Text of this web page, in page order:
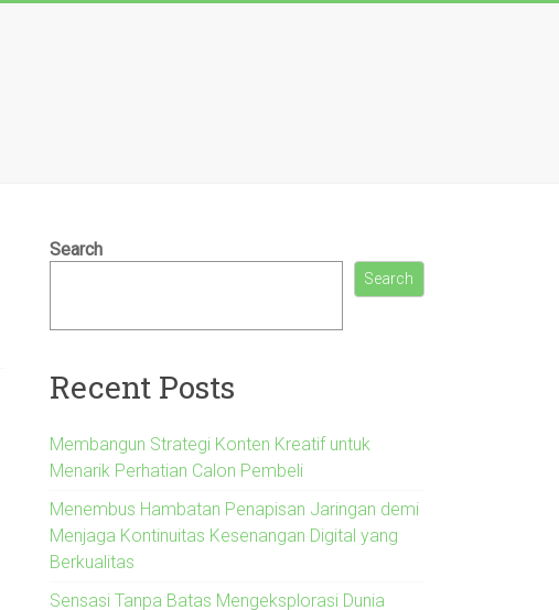
Search
Search
Recent Posts
Membangun Strategi Konten Kreatif untuk
Menarik Perhatian Calon Pembeli
Menembus Hambatan Penapisan Jaringan demi
Menjaga Kontinuitas Kesenangan Digital yang
Berkualitas
Sensasi Tanpa Batas Mengeksplorasi Dunia